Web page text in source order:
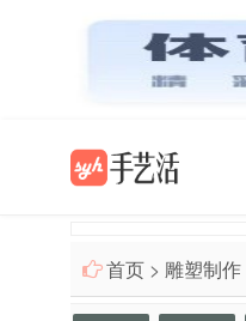
首页 > 雕塑制作